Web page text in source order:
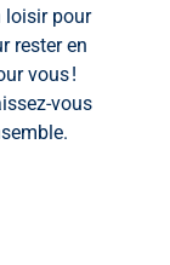
loisir pour
rester en
vous !
vous